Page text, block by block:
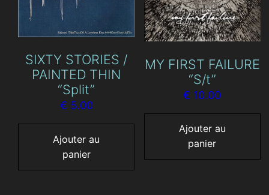
SIXTY STORIES /
PAINTED THIN
“Split”
€ 5.00
Ajouter au
panier
MY FIRST FAILURE
“S/t”
€ 10.00
Ajouter au
panier